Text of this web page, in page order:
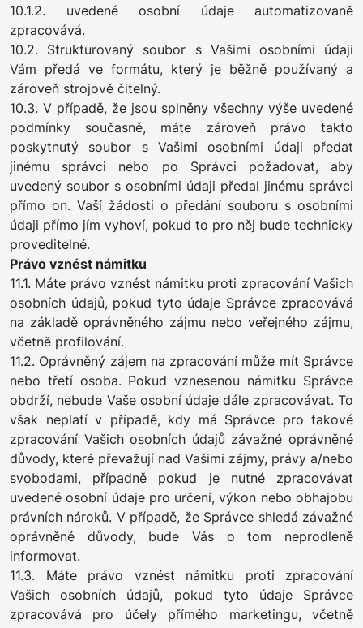
10.1.2. uvedené osobní údaje automatizovaně
zpracovává.
10.2. Strukturovaný soubor s Vašimi osobními údaji
Vám předá ve formátu, který je běžně používaný a
zároveň strojově čitelný.
10.3. V případě, že jsou splněny všechny výše uvedené
podmínky současně, máte zároveň právo takto
poskytnutý soubor s Vašimi osobními údaji předat
jinému správci nebo po Správci požadovat, aby
uvedený soubor s osobními údaji předal jinému správci
přímo on. Vaší žádosti o předání souboru s osobními
údaji přímo jím vyhoví, pokud to pro něj bude technicky
proveditelné.
Právo vznést námitku
11.1. Máte právo vznést námitku proti zpracování Vašich
osobních údajů, pokud tyto údaje Správce zpracovává
na základě oprávněného zájmu nebo veřejného zájmu,
včetně profilování.
11.2. Oprávněný zájem na zpracování může mít Správce
nebo třetí osoba. Pokud vznesenou námitku Správce
obdrží, nebude Vaše osobní údaje dále zpracovávat. To
však neplatí v případě, kdy má Správce pro takové
zpracování Vašich osobních údajů závažné oprávněné
důvody, které převažují nad Vašimi zájmy, právy a/nebo
svobodami, případně pokud je nutné zpracovávat
uvedené osobní údaje pro určení, výkon nebo obhajobu
právních nároků. V případě, že Správce shledá závažné
oprávněné důvody, bude Vás o tom neprodleně
informovat.
11.3. Máte právo vznést námitku proti zpracování
Vašich osobních údajů, pokud tyto údaje Správce
zpracovává pro účely přímého marketingu, včetně